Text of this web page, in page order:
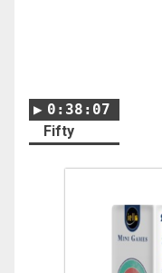
0:38:07
Fifty